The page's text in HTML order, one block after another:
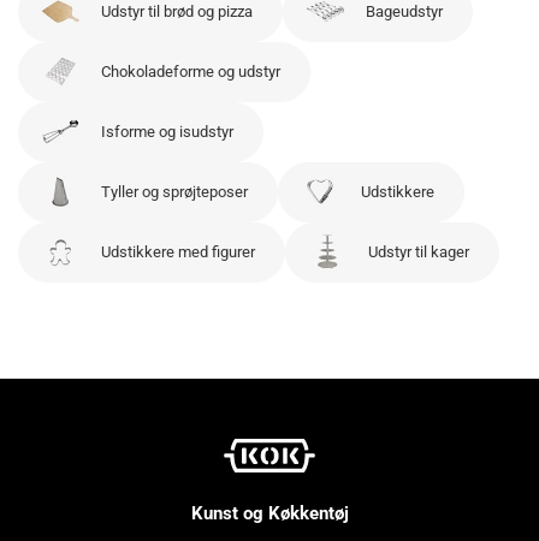
Udstyr til brød og pizza Bageudstyr
Chokoladeforme og udstyr
Isforme og isudstyr
Tyller og sprøjteposer Udstikkere
Udstikkere med figurer Udstyr til kager
Kunst og Køkkentøj